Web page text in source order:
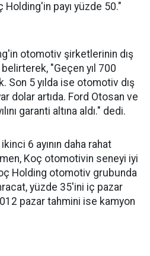
payı yüzde 50."
otomotiv şirketlerinin dış
"Geçen yıl 700
Son 5 yılda ise otomotiv dış
dolar artıda. Ford Otosan ve
garanti altına aldı." dedi.
6 ayının daha rahat
Koç otomotivin seneyi iyi
Holding otomotiv grubunda
yüzde 35'ini iç pazar
pazar tahmini ise kamyon